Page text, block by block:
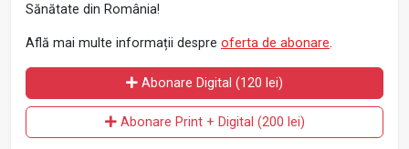
Sănătate din România!
Află mai multe informații despre oferta de abonare.
Abonare Digital (120 lei)
Abonare Print + Digital (200 lei)